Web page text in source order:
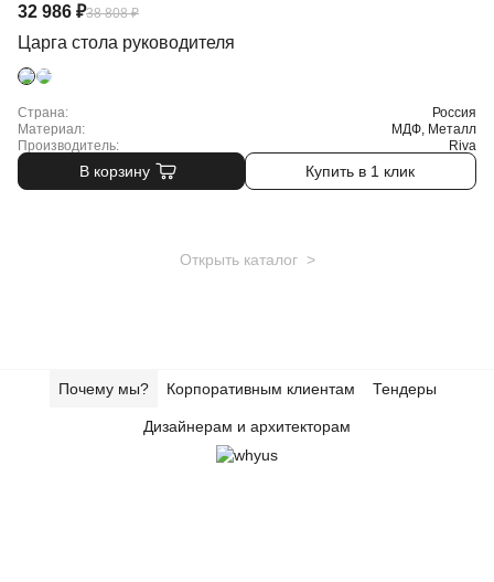
Царга стола руководителя
32 986 ₽38 808 ₽
В корзину Купить в 1 клик
Страна:
Россия
Материал:
МДФ, Металл
Производитель:
Riva
Открыть каталог >
Почему мы? Корпоративным клиентам Тендеры
Дизайнерам и архитекторам